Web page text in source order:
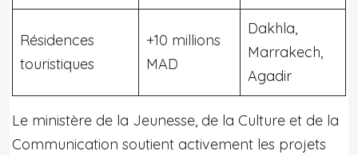
Résidences
touristiques
+10 millions
MAD
Dakhla,
Marrakech,
Agadir
Le ministère de la Jeunesse, de la Culture et de la
Communication soutient activement les projets